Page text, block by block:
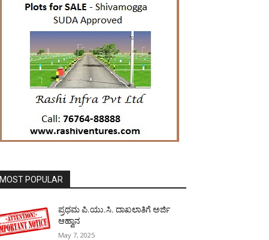
MOST POPULAR
ಪ್ರಥಮ ಪಿ.ಯು.ಸಿ. ದಾಖಲಾತಿಗೆ ಅರ್ಜಿ
ಆಹ್ವಾನ
May 7, 2025